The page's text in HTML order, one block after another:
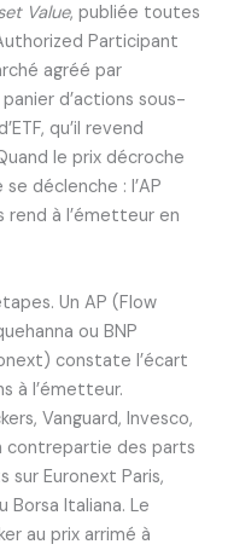
Value, publiée toutes
Participant
agréé par
d’actions sous-
qu’il revend
le prix décroche
déclenche : l’AP
à l’émetteur en
Un AP (Flow
ou BNP
constate l’écart
à l’émetteur.
Vanguard, Invesco,
contrepartie des parts
sur Euronext Paris,
Borsa Italiana. Le
au prix arrimé à